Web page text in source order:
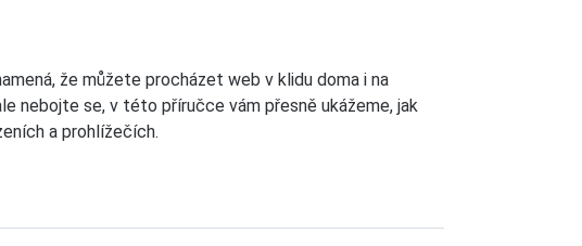
že můžete procházet web v klidu doma i na
nebojte se, v této příručce vám přesně ukážeme, jak
a prohlížečích.